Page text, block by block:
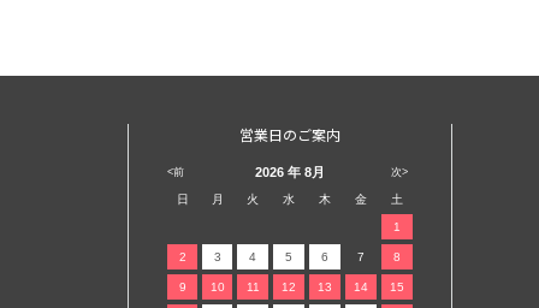
営業日のご案内
<前 次>
2026 年 8月
日 月 火 水 木 金 土
1
2 3 4 5 6 7 8
9 10 11 12 13 14 15